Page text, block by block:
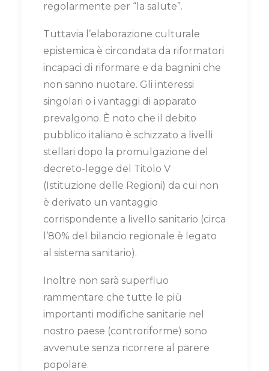
regolarmente per “la salute”.
Tuttavia l’elaborazione culturale
epistemica è circondata da riformatori
incapaci di riformare e da bagnini che
non sanno nuotare. Gli interessi
singolari o i vantaggi di apparato
prevalgono. È noto che il debito
pubblico italiano è schizzato a livelli
stellari dopo la promulgazione del
decreto-legge del Titolo V
(Istituzione delle Regioni) da cui non
è derivato un vantaggio
corrispondente a livello sanitario (circa
l’80% del bilancio regionale è legato
al sistema sanitario).
Inoltre non sarà superfluo
rammentare che tutte le più
importanti modifiche sanitarie nel
nostro paese (controriforme) sono
avvenute senza ricorrere al parere
popolare.